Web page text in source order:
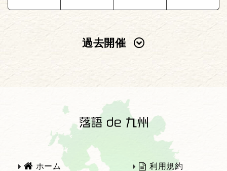
過去開催
2025年 2024年
2022年
2021年 2020年
ホーム 利用規約